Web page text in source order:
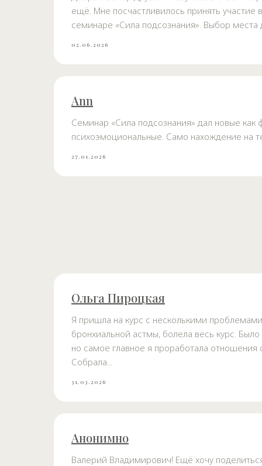
ещё. Мне посчастливилось принять участие
семинаре «Сила подсознания». Выбор места
02.06.2026
Ann
Семинар «Сила подсознания» дал новые как
психоэмоциональные. Само нахождение на
27.01.2026
Ольга Пироцкая
Я пришла на курс с несколькими
бронхиальной астмы, болела весь курс.
но самое главное я проработала отношения
Собрала...
31.03.2026
Анонимно
Валерий Владимирович! Ещё хочу